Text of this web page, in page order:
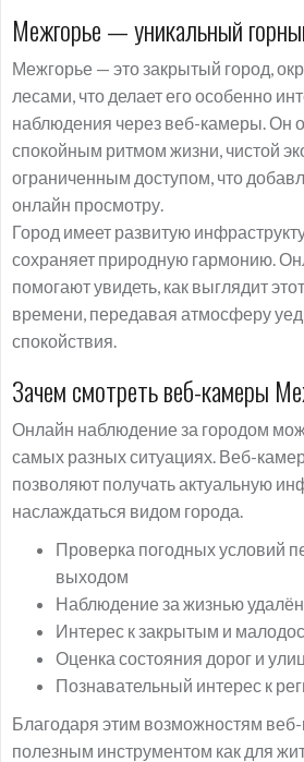
Межгорье — уникальный
Межгорье — это закрытый город,
лесами, что делает его особенно
наблюдения через веб-камеры. Он
спокойным ритмом жизни, чистой
ограниченным доступом, что
онлайн просмотру.
Город имеет развитую
сохраняет природную гармонию.
помогают увидеть, как выглядит
времени, передавая атмосферу
спокойствия.
Зачем смотреть веб-камеры
Онлайн наблюдение за городом
самых разных ситуациях. Веб-
позволяют получать актуальную
наслаждаться видом города.
Проверка погодных условий
выходом
Наблюдение за жизнью
Интерес к закрытым и
Оценка состояния дорог и улиц
Познавательный интерес к
Благодаря этим возможностям
полезным инструментом как для